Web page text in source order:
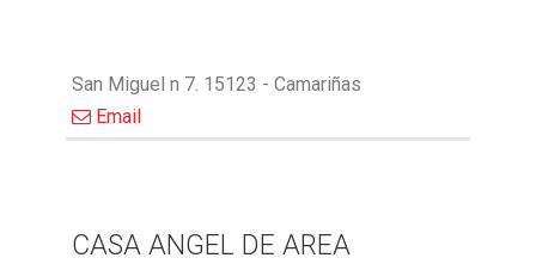
San Miguel n 7. 15123 - Camariñas
Email
CASA ANGEL DE AREA